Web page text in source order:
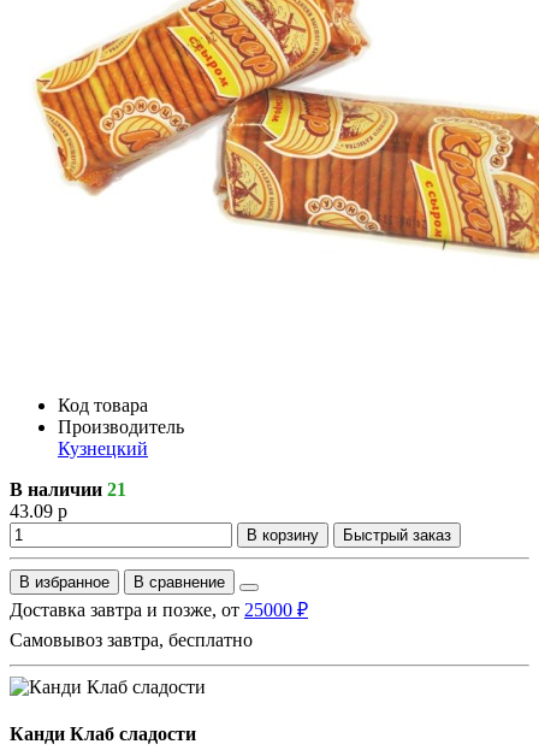
Код товара
Производитель
Кузнецкий
В наличии 21
43.09 р
В корзину Быстрый заказ
В избранное В сравнение
Доставка завтра и позже, от 25000 ₽
Самовывоз завтра, бесплатно
Канди Клаб сладости